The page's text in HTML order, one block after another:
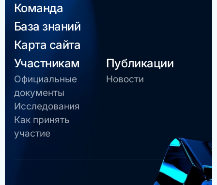
Команда
База знаний
Карта сайта
Участникам
Официальные
документы
Исследования
Как принять
участие
Публикации
Новости